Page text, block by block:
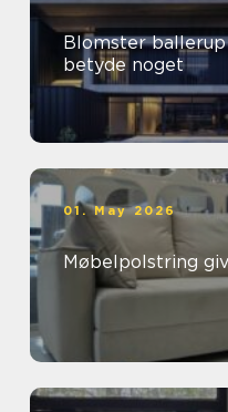
Blomster ballerup når buketten
betyde noget
01. May 2026
Møbelpolstring